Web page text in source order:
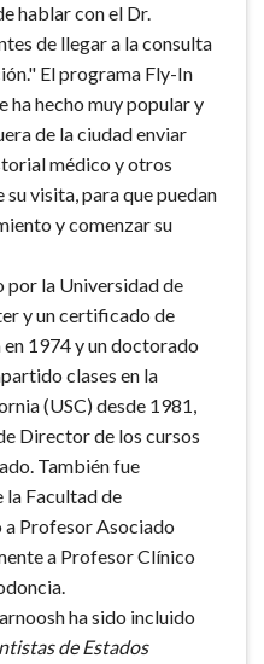
hablar con el Dr.
de llegar a la consulta
El programa Fly-In
ha hecho muy popular y
de la ciudad enviar
médico y otros
visita, para que puedan
y comenzar su
por la Universidad de
y un certificado de
1974 y un doctorado
clases en la
(USC) desde 1981,
Director de los cursos
También fue
la Facultad de
Profesor Asociado
a Profesor Clínico
ha sido incluido
de Estados